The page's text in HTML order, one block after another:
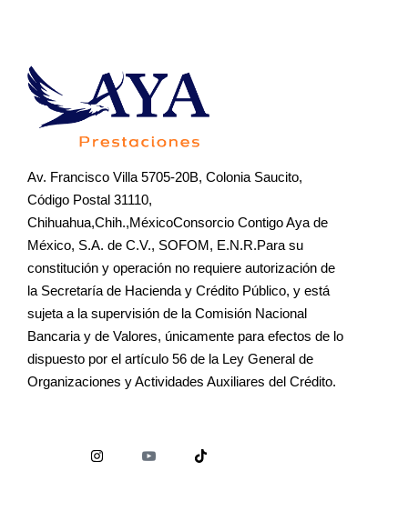
Av. Francisco Villa 5705-20B, Colonia Saucito,
Código Postal 31110,
Chihuahua,Chih.,MéxicoConsorcio Contigo Aya de
México, S.A. de C.V., SOFOM, E.N.R.Para su
constitución y operación no requiere autorización de
la Secretaría de Hacienda y Crédito Público, y está
sujeta a la supervisión de la Comisión Nacional
Bancaria y de Valores, únicamente para efectos de lo
dispuesto por el artículo 56 de la Ley General de
Organizaciones y Actividades Auxiliares del Crédito.